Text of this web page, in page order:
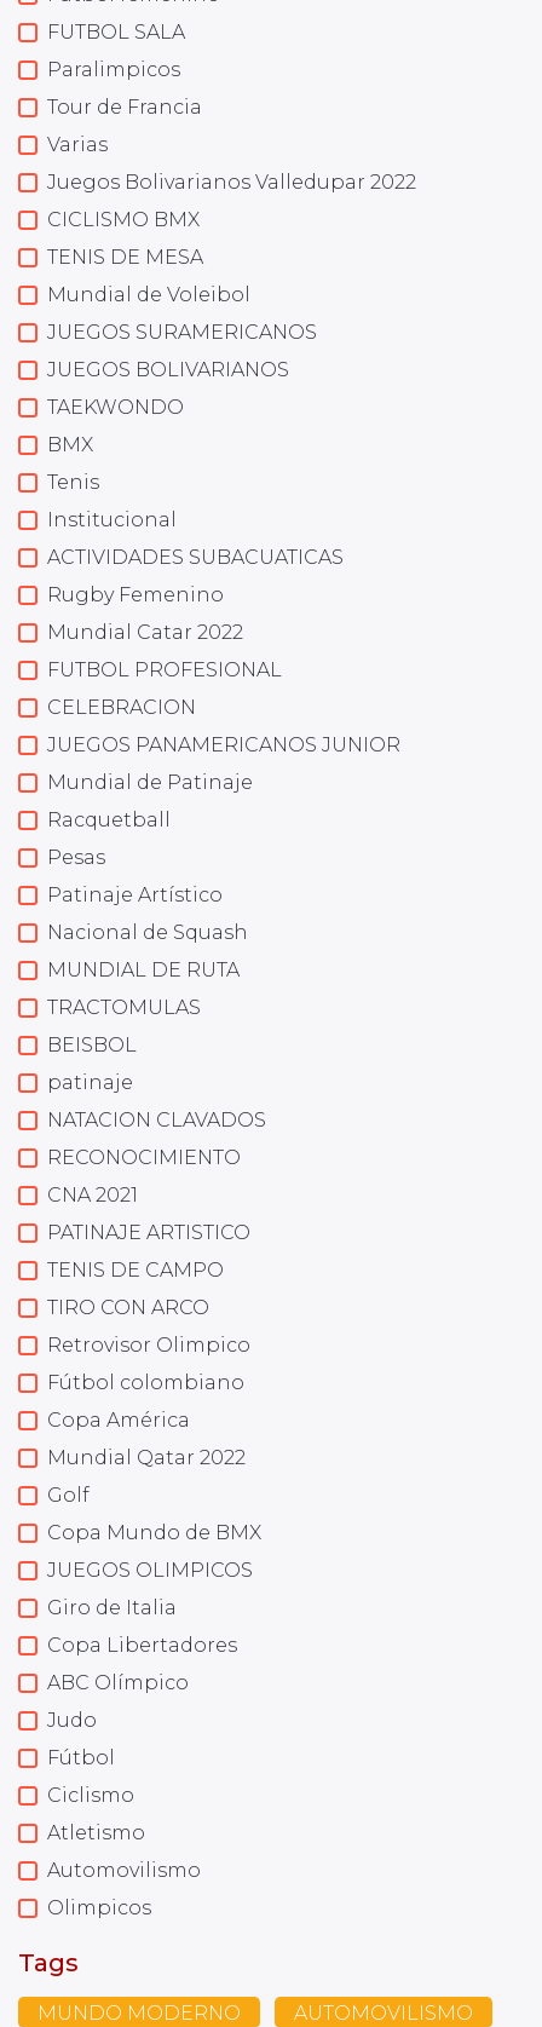
FUTBOL SALA
Paralimpicos
Tour de Francia
Varias
Juegos Bolivarianos Valledupar 2022
CICLISMO BMX
TENIS DE MESA
Mundial de Voleibol
JUEGOS SURAMERICANOS
JUEGOS BOLIVARIANOS
TAEKWONDO
BMX
Tenis
Institucional
ACTIVIDADES SUBACUATICAS
Rugby Femenino
Mundial Catar 2022
FUTBOL PROFESIONAL
CELEBRACION
JUEGOS PANAMERICANOS JUNIOR
Mundial de Patinaje
Racquetball
Pesas
Patinaje Artístico
Nacional de Squash
MUNDIAL DE RUTA
TRACTOMULAS
BEISBOL
patinaje
NATACION CLAVADOS
RECONOCIMIENTO
CNA 2021
PATINAJE ARTISTICO
TENIS DE CAMPO
TIRO CON ARCO
Retrovisor Olimpico
Fútbol colombiano
Copa América
Mundial Qatar 2022
Golf
Copa Mundo de BMX
JUEGOS OLIMPICOS
Giro de Italia
Copa Libertadores
ABC Olímpico
Judo
Fútbol
Ciclismo
Atletismo
Automovilismo
Olimpicos
Tags
MUNDO MODERNO AUTOMOVILISMO